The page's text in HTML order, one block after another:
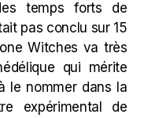
temps forts de
pas conclu sur 15
Witches va très
qui mérite
le nommer dans la
expérimental de